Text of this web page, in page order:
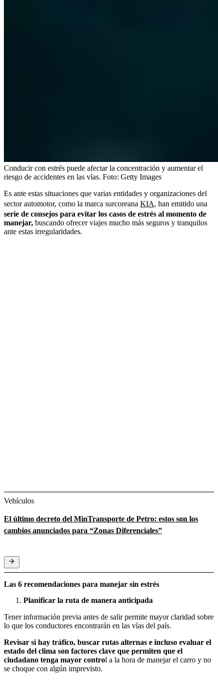
Conducir con estrés puede afectar la concentración y aumentar el
riesgo de accidentes en las vías. Foto: Getty Images
Es ante estas situaciones que varias entidades y organizaciones del
sector automotor, como la marca surcoreana KIA, han emitido una
serie de consejos para evitar los casos de estrés al momento de
manejar, buscando ofrecer viajes mucho más seguros y tranquilos
ante estas irregularidades.
Vehículos
El último decreto del MinTransporte de Petro: estos son los
cambios anunciados para “Zonas Diferenciales”
Las 6 recomendaciones para manejar sin estrés
Planificar la ruta de manera anticipada
Tener información previa antes de salir permite mayor claridad sobre
lo que los conductores encontrarán en las vías del país.
Revisar si hay tráfico, buscar rutas alternas e incluso evaluar el
estado del clima son factores clave que permiten que el
ciudadano tenga mayor control a la hora de manejar el carro y no
se choque con algún imprevisto.